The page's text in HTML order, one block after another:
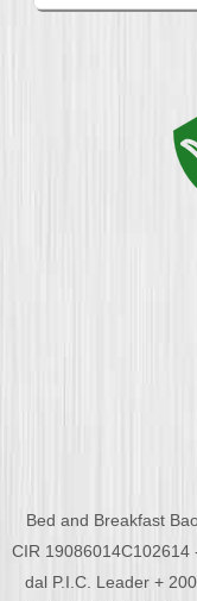
Bed and Breakfast
CIR 19086014C102614
dal P.I.C. Leader +